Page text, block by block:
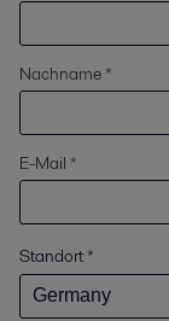
Nachname *
E-Mail *
Standort*